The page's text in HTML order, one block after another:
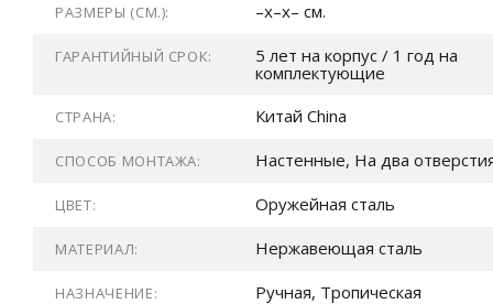
РАЗМЕРЫ (СМ.): –x–x– см.
ГАРАНТИЙНЫЙ СРОК:
5 лет на корпус / 1 год на
комплектующие
СТРАНА: Китай China
СПОСОБ МОНТАЖА: Настенные, На два
ЦВЕТ: Оружейная сталь
МАТЕРИАЛ: Нержавеющая сталь
НАЗНАЧЕНИЕ: Ручная, Тропическая